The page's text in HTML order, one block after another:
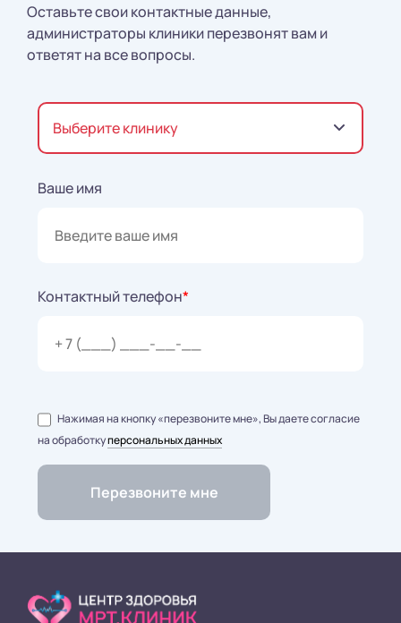
Оставьте свои контактные данные,
администраторы клиники перезвонят вам и
ответят на все вопросы.
Выберите клинику
Ваше имя
Контактный телефон*
Нажимая на кнопку «перезвоните мне», Вы даете согласие
на обработкуперсональных данных